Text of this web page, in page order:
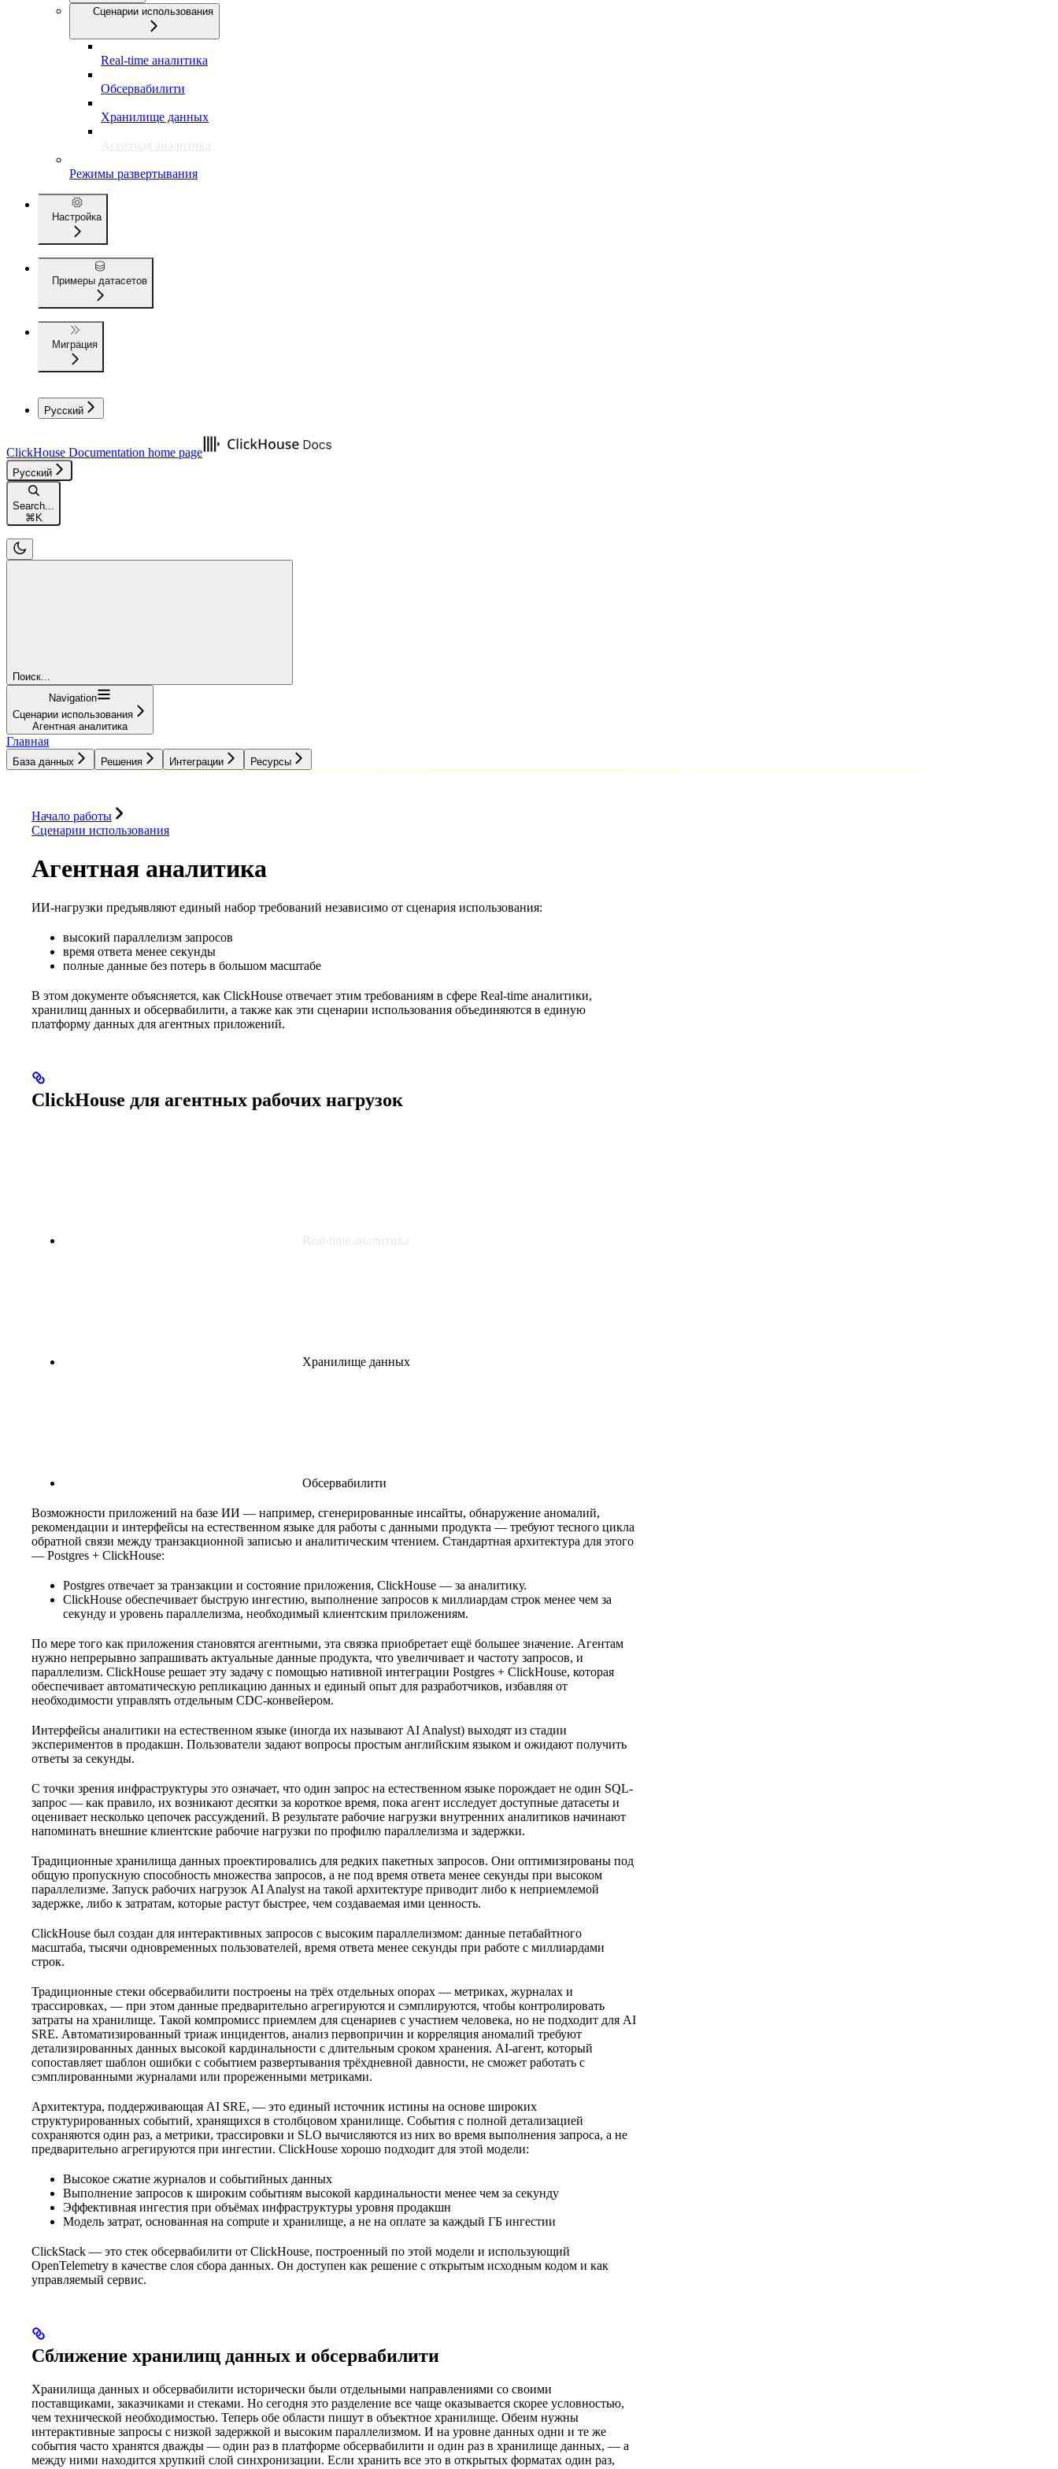
Сценарии использования
Real-time аналитика
Обсервабилити
Хранилище данных
Агентная аналитика
Режимы развертывания
Настройка
Примеры датасетов
Миграция
Русский
ClickHouse Documentation home page
Русский
Search...
⌘ K
Поиск...
Navigation
Сценарии использования
Агентная аналитика
Главная
База данных Решения Интеграции Ресурсы
Начало работы
Сценарии использования
Агентная аналитика
ИИ-нагрузки предъявляют единый набор требований независимо от сценария использования:
высокий параллелизм запросов
время ответа менее секунды
полные данные без потерь в большом масштабе
В этом документе объясняется, как ClickHouse отвечает этим требованиям в сфере Real-time аналитики,
хранилищ данных и обсервабилити, а также как эти сценарии использования объединяются в единую
платформу данных для агентных приложений.
ClickHouse для агентных рабочих нагрузок
Real-time аналитика
Хранилище данных
Обсервабилити
Возможности приложений на базе ИИ — например, сгенерированные инсайты, обнаружение аномалий,
рекомендации и интерфейсы на естественном языке для работы с данными продукта — требуют тесного цикла
обратной связи между транзакционной записью и аналитическим чтением. Стандартная архитектура для этого
— Postgres + ClickHouse:
Postgres отвечает за транзакции и состояние приложения, ClickHouse — за аналитику.
ClickHouse обеспечивает быструю ингестию, выполнение запросов к миллиардам строк менее чем за
секунду и уровень параллелизма, необходимый клиентским приложениям.
По мере того как приложения становятся агентными, эта связка приобретает ещё большее значение. Агентам
нужно непрерывно запрашивать актуальные данные продукта, что увеличивает и частоту запросов, и
параллелизм. ClickHouse решает эту задачу с помощью нативной интеграции Postgres + ClickHouse, которая
обеспечивает автоматическую репликацию данных и единый опыт для разработчиков, избавляя от
необходимости управлять отдельным CDC-конвейером.
Интерфейсы аналитики на естественном языке (иногда их называют AI Analyst) выходят из стадии
экспериментов в продакшн. Пользователи задают вопросы простым английским языком и ожидают получить
ответы за секунды.
С точки зрения инфраструктуры это означает, что один запрос на естественном языке порождает не один SQL-
запрос — как правило, их возникают десятки за короткое время, пока агент исследует доступные датасеты и
оценивает несколько цепочек рассуждений. В результате рабочие нагрузки внутренних аналитиков начинают
напоминать внешние клиентские рабочие нагрузки по профилю параллелизма и задержки.
Традиционные хранилища данных проектировались для редких пакетных запросов. Они оптимизированы под
общую пропускную способность множества запросов, а не под время ответа менее секунды при высоком
параллелизме. Запуск рабочих нагрузок AI Analyst на такой архитектуре приводит либо к неприемлемой
задержке, либо к затратам, которые растут быстрее, чем создаваемая ими ценность.
ClickHouse был создан для интерактивных запросов с высоким параллелизмом: данные петабайтного
масштаба, тысячи одновременных пользователей, время ответа менее секунды при работе с миллиардами
строк.
Традиционные стеки обсервабилити построены на трёх отдельных опорах — метриках, журналах и
трассировках, — при этом данные предварительно агрегируются и сэмплируются, чтобы контролировать
затраты на хранилище. Такой компромисс приемлем для сценариев с участием человека, но не подходит для AI
SRE. Автоматизированный триаж инцидентов, анализ первопричин и корреляция аномалий требуют
детализированных данных высокой кардинальности с длительным сроком хранения. AI-агент, который
сопоставляет шаблон ошибки с событием развертывания трёхдневной давности, не сможет работать с
сэмплированными журналами или прореженными метриками.
Архитектура, поддерживающая AI SRE, — это единый источник истины на основе широких
структурированных событий, хранящихся в столбцовом хранилище. События с полной детализацией
сохраняются один раз, а метрики, трассировки и SLO вычисляются из них во время выполнения запроса, а не
предварительно агрегируются при ингестии. ClickHouse хорошо подходит для этой модели:
Высокое сжатие журналов и событийных данных
Выполнение запросов к широким событиям высокой кардинальности менее чем за секунду
Эффективная ингестия при объёмах инфраструктуры уровня продакшн
Модель затрат, основанная на compute и хранилище, а не на оплате за каждый ГБ ингестии
ClickStack — это стек обсервабилити от ClickHouse, построенный по этой модели и использующий
OpenTelemetry в качестве слоя сбора данных. Он доступен как решение с открытым исходным кодом и как
управляемый сервис.
Сближение хранилищ данных и обсервабилити
Хранилища данных и обсервабилити исторически были отдельными направлениями со своими
поставщиками, заказчиками и стеками. Но сегодня это разделение все чаще оказывается скорее условностью,
чем технической необходимостью. Теперь обе области пишут в объектное хранилище. Обеим нужны
интерактивные запросы с низкой задержкой и высоким параллелизмом. И на уровне данных одни и те же
события часто хранятся дважды — один раз в платформе обсервабилити и один раз в хранилище данных, — а
между ними находится хрупкий слой синхронизации. Если хранить все это в открытых форматах один раз,